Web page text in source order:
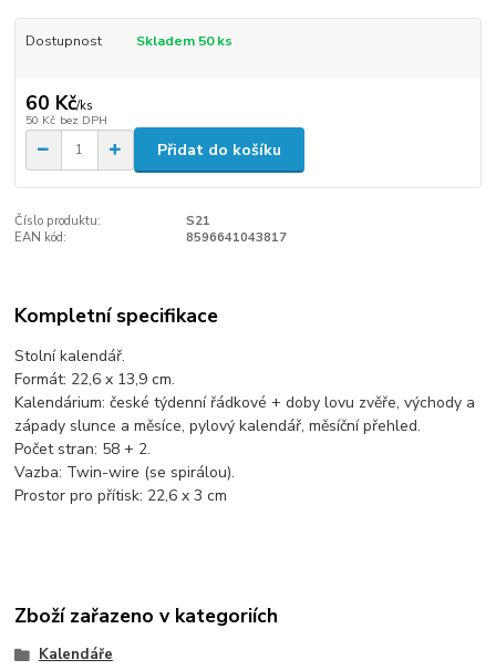
Dostupnost Skladem 50 ks
60 Kč/ks
50 Kč bez DPH
Přidat do košíku
Číslo produktu:
S21
EAN kód:
8596641043817
Kompletní specifikace
Stolní kalendář.
Formát: 22,6 x 13,9 cm.
Kalendárium: české týdenní řádkové + doby lovu zvěře, východy a
západy slunce a měsíce, pylový kalendář, měsíční přehled.
Počet stran: 58 + 2.
Vazba: Twin-wire (se spirálou).
Prostor pro přítisk: 22,6 x 3 cm
Zboží zařazeno v kategoriích
Kalendáře